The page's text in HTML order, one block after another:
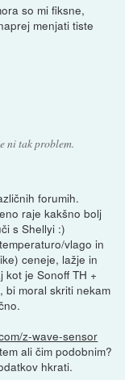
so mi fiksne,
menjati tiste
ni tak problem.
forumih.
raje kakšno bolj
s Shellyi :)
vlago in
ceneje, lažje in
kot je Sonoff TH +
bi moral skriti nekam
z-wave-sensor
ali čim podobnim?
hkrati.